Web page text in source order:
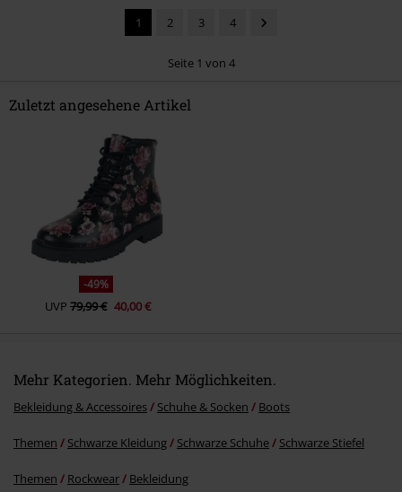
Kommentar jetzt abschicken!
1 2 3 4
Seite 1 von 4
Zuletzt angesehene Artikel
-49%
UVP 79,99 € 40,00 €
Mehr Kategorien. Mehr Möglichkeiten.
Bekleidung & Accessoires Schuhe & Socken Boots
Themen Schwarze Kleidung Schwarze Schuhe Schwarze Stiefel
Themen Rockwear Bekleidung